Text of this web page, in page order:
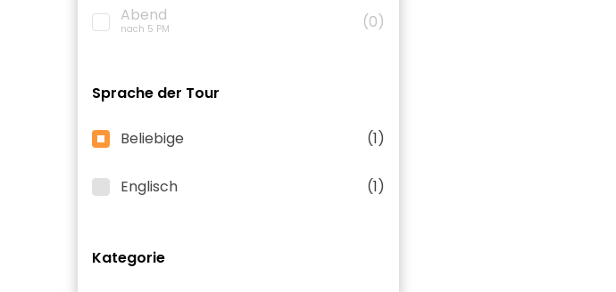
Abend
nach 5 PM (0)
Sprache der Tour
Beliebige (1)
Englisch (1)
Kategorie